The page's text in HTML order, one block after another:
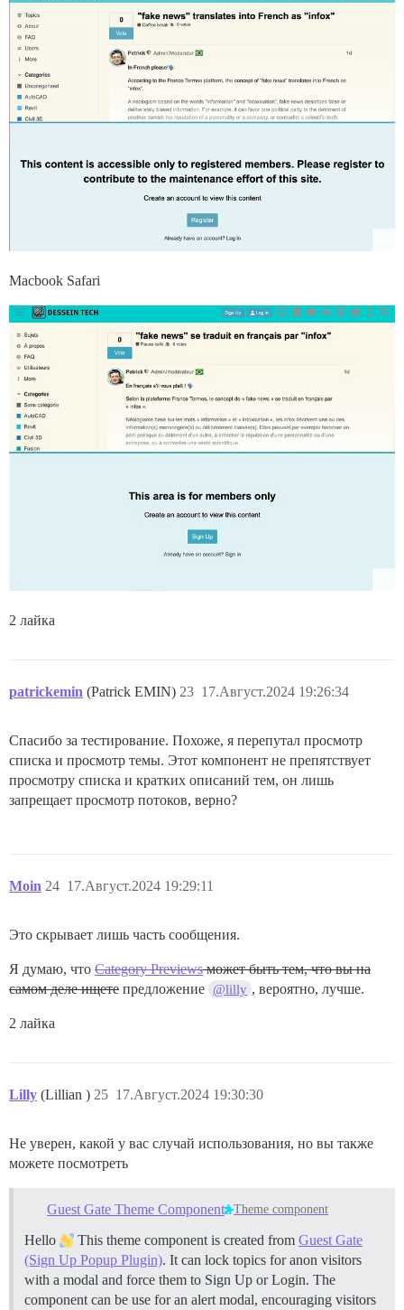
Macbook Safari
2 лайка
patrickemin (Patrick EMIN) 17.Август.2024 19:26:34
23
Спасибо за тестирование. Похоже, я перепутал просмотр
списка и просмотр темы. Этот компонент не препятствует
просмотру списка и кратких описаний тем, он лишь
запрещает просмотр потоков, верно?
Moin 17.Август.2024 19:29:11
24
Это скрывает лишь часть сообщения.
Я думаю, что Category Previewsможет быть тем, что вы на
самом деле ищете предложение @lilly , вероятно, лучше.
2 лайка
Lilly (Lillian ) 17.Август.2024 19:30:30
25
Не уверен, какой у вас случай использования, но вы также
можете посмотреть
Guest Gate Theme Component Theme component
Hello This theme component is created from Guest Gate
(Sign Up Popup Plugin). It can lock topics for anon visitors
with a modal and force them to Sign Up or Login. The
component can be use for an alert modal, encouraging visitors